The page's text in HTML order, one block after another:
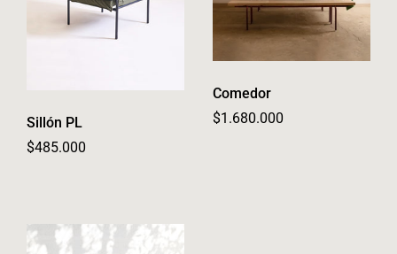
Sillón PL
Regular price
$485.000
Comedor
Regular price
$1.680.000